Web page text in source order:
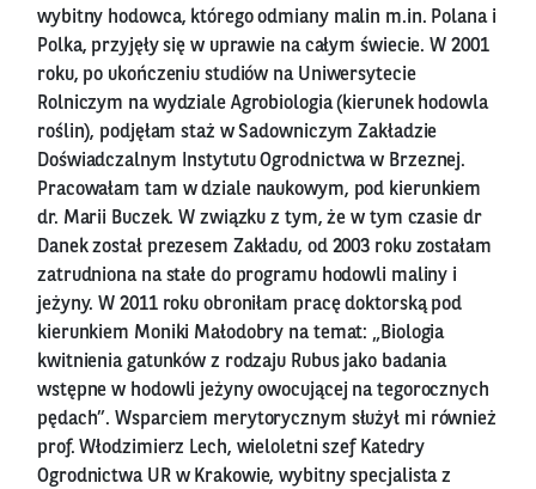
wybitny hodowca, którego odmiany malin m.in. Polana i
Polka, przyjęły się w uprawie na całym świecie. W 2001
roku, po ukończeniu studiów na Uniwersytecie
Rolniczym na wydziale Agrobiologia (kierunek hodowla
roślin), podjęłam staż w Sadowniczym Zakładzie
Doświadczalnym Instytutu Ogrodnictwa w Brzeznej.
Pracowałam tam w dziale naukowym, pod kierunkiem
dr. Marii Buczek. W związku z tym, że w tym czasie dr
Danek został prezesem Zakładu, od 2003 roku zostałam
zatrudniona na stałe do programu hodowli maliny i
jeżyny. W 2011 roku obroniłam pracę doktorską pod
kierunkiem Moniki Małodobry na temat: „Biologia
kwitnienia gatunków z rodzaju Rubus jako badania
wstępne w hodowli jeżyny owocującej na tegorocznych
pędach”. Wsparciem merytorycznym służył mi również
prof. Włodzimierz Lech, wieloletni szef Katedry
Ogrodnictwa UR w Krakowie, wybitny specjalista z